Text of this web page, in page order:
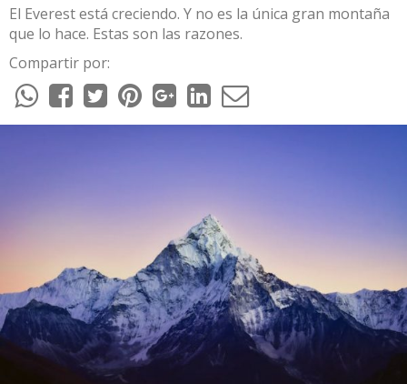
VIDA
SOCIEDAD
CULTURIZANDO.COM
El Everest está creciendo. Y no es la única gran montaña
que lo hace. Estas son las razones.
Compartir por: